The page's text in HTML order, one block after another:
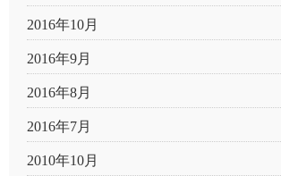
2016年10月
2016年9月
2016年8月
2016年7月
2010年10月